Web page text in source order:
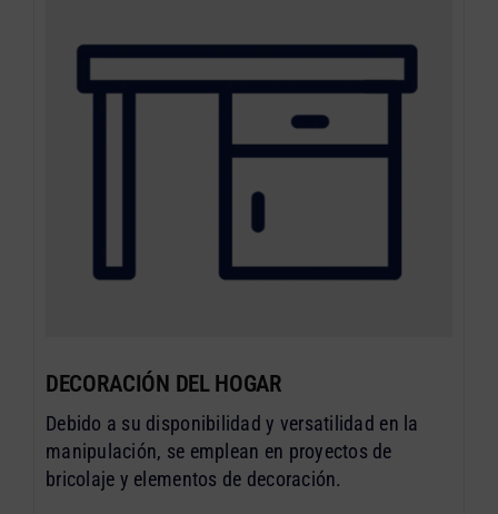
DECORACIÓN DEL HOGAR
Debido a su disponibilidad y versatilidad en la
manipulación, se emplean en proyectos de
bricolaje y elementos de decoración.